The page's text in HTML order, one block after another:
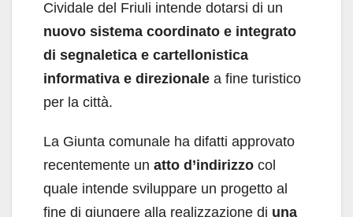
Cividale del Friuli intende dotarsi di un
nuovo sistema coordinato e integrato
di segnaletica e cartellonistica
informativa e direzionale a fine turistico
per la città.
La Giunta comunale ha difatti approvato
recentemente un atto d’indirizzo col
quale intende sviluppare un progetto al
fine di giungere alla realizzazione di una